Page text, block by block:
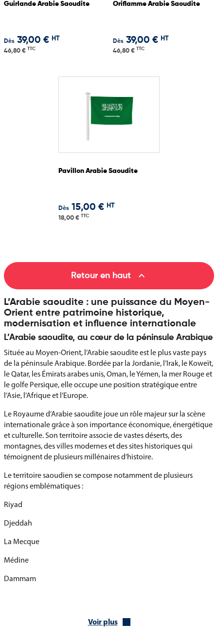
Guirlande Arabie Saoudite
Dès 39,00 € HT
46,80 € TTC
Oriflamme Arabie Saoudite
Dès 39,00 € HT
46,80 € TTC
Pavillon Arabie Saoudite
Dès 15,00 € HT
18,00 € TTC
Retour en haut 
L’Arabie saoudite : une puissance du Moyen-
Orient entre patrimoine historique,
modernisation et influence internationale
L’Arabie saoudite, au cœur de la péninsule Arabique
Située au Moyen-Orient, l’Arabie saoudite est le plus vaste pays
de la péninsule Arabique. Bordée par la Jordanie, l’Irak, le Koweït,
le Qatar, les Émirats arabes unis, Oman, le Yémen, la mer Rouge et
le golfe Persique, elle occupe une position stratégique entre
l’Asie, l’Afrique et l’Europe.
Le Royaume d’Arabie saoudite joue un rôle majeur sur la scène
internationale grâce à son importance économique, énergétique
et culturelle. Son territoire associe de vastes déserts, des
montagnes, des villes modernes et des sites historiques qui
témoignent de plusieurs millénaires d’histoire.
Le territoire saoudien se compose notamment de plusieurs
régions emblématiques :
Riyad
Djeddah
La Mecque
Médine
Dammam
routes commerciales de la péninsule Arabique et à l’émergence
Voir plus